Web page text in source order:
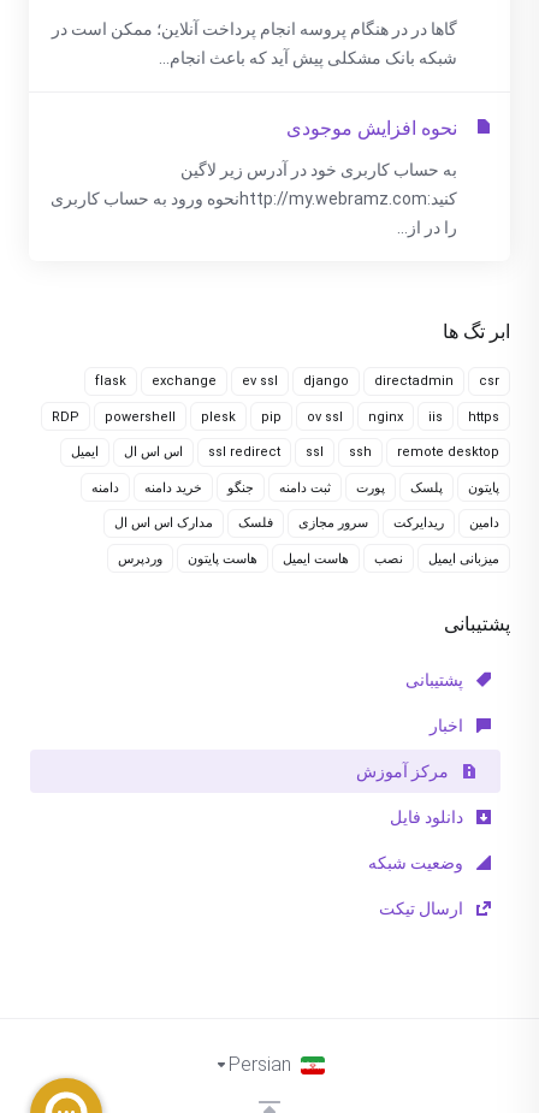
ابر تگ ها
csr
directadmin
django
ev ssl
exchange
flask
https
iis
nginx
ov ssl
pip
plesk
powershell
RDP
remote desktop
ssh
ssl
ssl redirect اس اس ال ایمیل
پایتون پلسک پورت ثبت دامنه جنگو خرید دامنه دامنه
دامین ریدایرکت سرور مجازی فلسک مدارک اس اس ال
میزبانی ایمیل نصب هاست ایمیل هاست پایتون وردپرس
پشتیبانی
پشتیبانی
اخبار
مرکز آموزش
دانلود فایل
وضعیت شبکه
ارسال تیکت
گاها در در هنگام پروسه انجام پرداخت آنلاین؛ ممکن است در
شبکه بانک مشکلی پیش آید که باعث انجام...
نحوه افزایش موجودی
به حساب کاربری خود در آدرس زیر لاگین
کنید:http://my.webramz.comنحوه ورود به حساب کاربری
را در از...
Persian